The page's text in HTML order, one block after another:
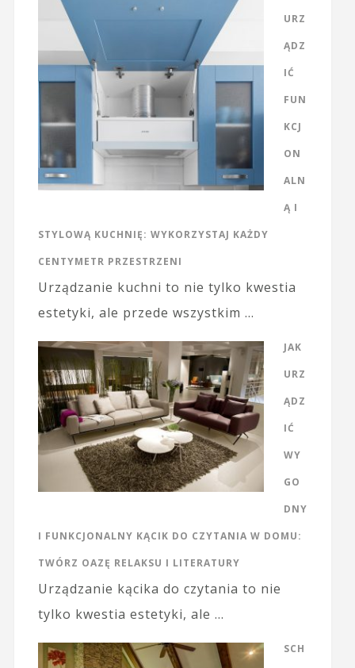
URZ
ĄDZ
IĆ
FUN
KCJ
ON
ALN
Ą I
STYLOWĄ KUCHNIĘ: WYKORZYSTAJ KAŻDY
CENTYMETR PRZESTRZENI
Urządzanie kuchni to nie tylko kwestia
estetyki, ale przede wszystkim …
JAK
URZ
ĄDZ
IĆ
WY
GO
DNY
I FUNKCJONALNY KĄCIK DO CZYTANIA W DOMU:
TWÓRZ OAZĘ RELAKSU I LITERATURY
Urządzanie kącika do czytania to nie
tylko kwestia estetyki, ale …
SCH